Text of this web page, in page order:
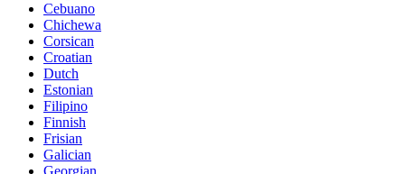
Cebuano
Chichewa
Corsican
Croatian
Dutch
Estonian
Filipino
Finnish
Frisian
Galician